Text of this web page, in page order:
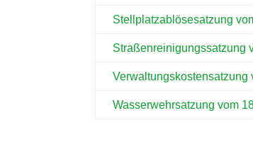
Stellplatzablösesatzung
Straßenreinigungssatzung
Verwaltungskostensatzung
Wasserwehrsatzung vom